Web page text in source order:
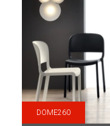
DOME260